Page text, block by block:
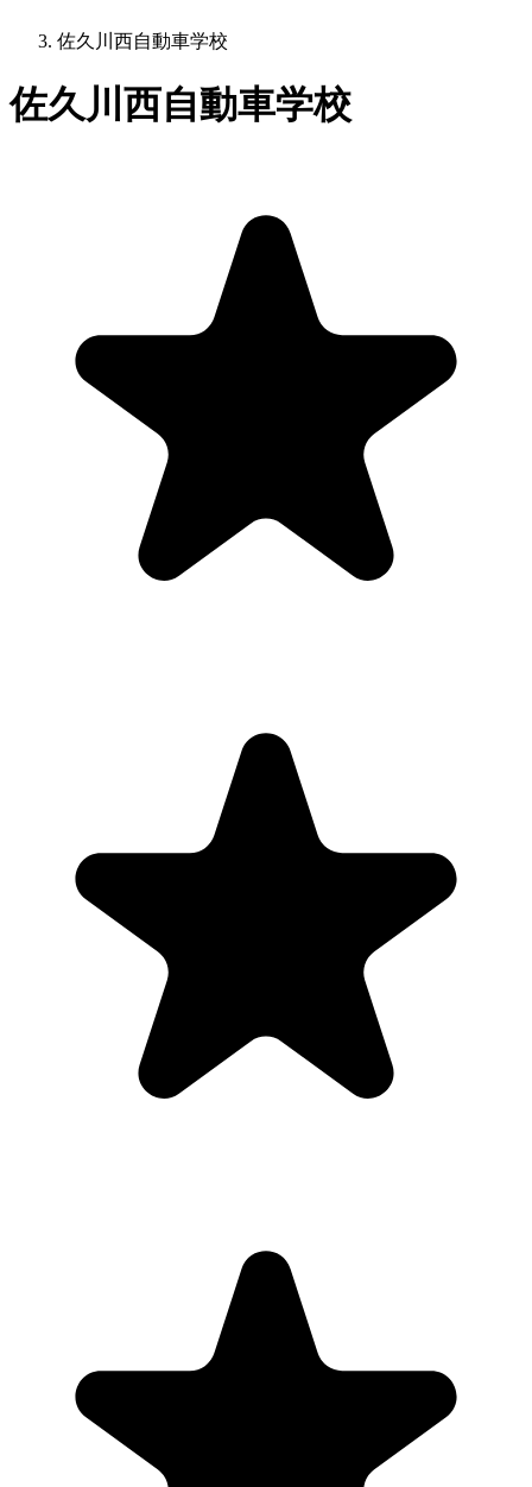
佐久川西自動車学校
佐久川西自動車学校